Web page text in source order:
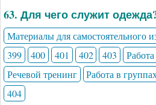
63. Для чего служит
Материалы для самостоятельного
399
400 401 402 403
Речевой тренинг
Работа в
404